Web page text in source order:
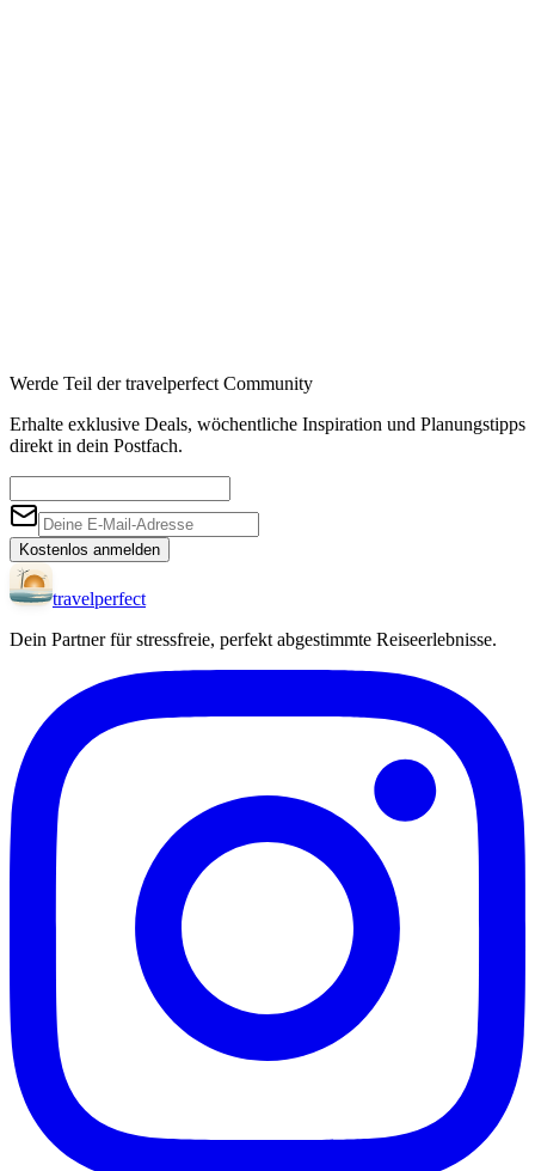
Werde Teil der travelperfect Community
Erhalte exklusive Deals, wöchentliche Inspiration und Planungstipps
direkt in dein Postfach.
Kostenlos anmelden
travelperfect
Dein Partner für stressfreie, perfekt abgestimmte Reiseerlebnisse.